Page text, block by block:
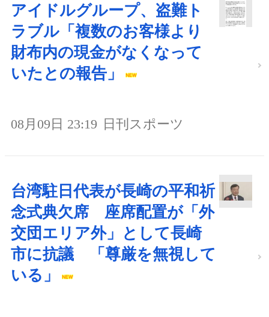
アイドルグループ、盗難ト
ラブル「複数のお客様より
財布内の現金がなくなって
いたとの報告」
08月09日 23:19 日刊スポーツ
台湾駐日代表が長崎の平和祈
念式典欠席 座席配置が「外
交団エリア外」として長崎
市に抗議 「尊厳を無視して
いる」